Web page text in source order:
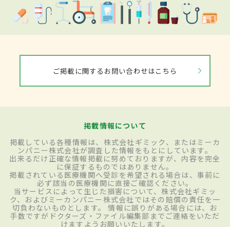
ご掲載に関するお問い合わせはこちら
掲載情報について
掲載している各種情報は、株式会社ギミック、またはミーカ
ンパニー株式会社が調査した情報をもとにしています。
出来るだけ正確な情報掲載に努めておりますが、内容を完全
に保証するものではありません。
掲載されている医療機関へ受診を希望される場合は、事前に
必ず該当の医療機関に直接ご確認ください。
当サービスによって生じた損害について、株式会社ギミッ
ク、およびミーカンパニー株式会社ではその賠償の責任を一
切負わないものとします。 情報に誤りがある場合には、お
手数ですがドクターズ・ファイル編集部までご連絡をいただ
けますようお願いいたします。